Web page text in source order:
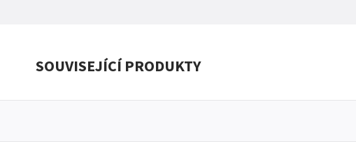
SOUVISEJÍCÍ PRODUKTY